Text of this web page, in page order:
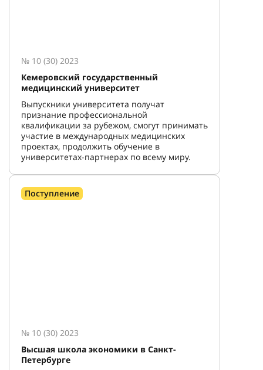
№ 10 (30) 2023
Кемеровский государственный
медицинский университет
Выпускники университета получат
признание профессиональной
квалификации за рубежом, смогут принимать
участие в международных медицинских
проектах, продолжить обучение в
университетах-партнерах по всему миру.
Поступление
№ 10 (30) 2023
Высшая школа экономики в Санкт-
Петербурге